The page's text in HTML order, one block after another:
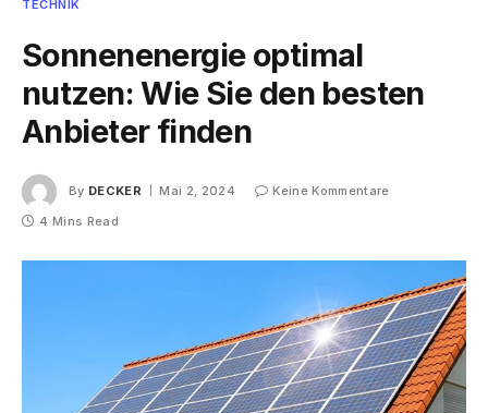
TECHNIK
Sonnenenergie optimal
nutzen: Wie Sie den besten
Anbieter finden
By DECKER Mai 2, 2024
Keine Kommentare
4 Mins Read